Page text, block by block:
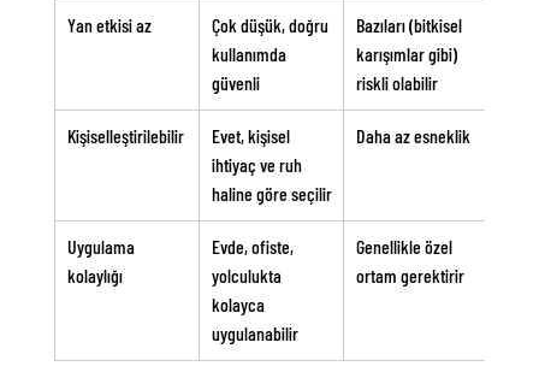
Yan etkisi az
Çok düşük, doğru
kullanımda
güvenli
Bazıları (bitkisel
karışımlar gibi)
riskli olabilir
Kişiselleştirilebilir
Evet, kişisel
ihtiyaç ve ruh
haline göre seçilir
Daha az esneklik
Uygulama
kolaylığı
Evde, ofiste,
yolculukta
kolayca
uygulanabilir
Genellikle özel
ortam gerektirir